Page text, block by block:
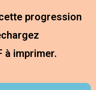
progression
à imprimer.